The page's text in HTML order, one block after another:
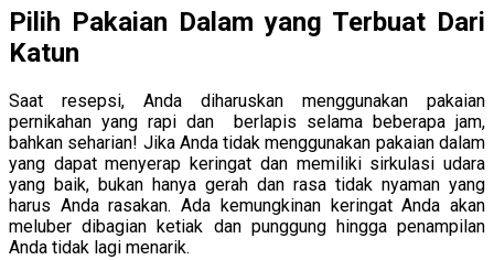
Pilih Pakaian Dalam yang Terbuat Dari
Katun
Saat resepsi, Anda diharuskan menggunakan pakaian
pernikahan yang rapi dan berlapis selama beberapa jam,
bahkan seharian! Jika Anda tidak menggunakan pakaian dalam
yang dapat menyerap keringat dan memiliki sirkulasi udara
yang baik, bukan hanya gerah dan rasa tidak nyaman yang
harus Anda rasakan. Ada kemungkinan keringat Anda akan
meluber dibagian ketiak dan punggung hingga penampilan
Anda tidak lagi menarik.